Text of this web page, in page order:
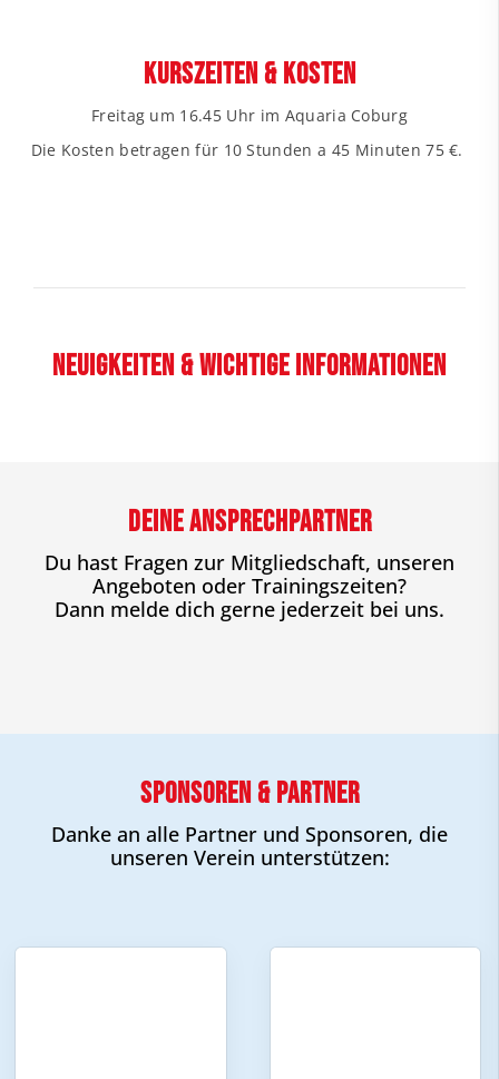
Kurszeiten & Kosten
Freitag um 16.45 Uhr im Aquaria Coburg
Die Kosten betragen für 10 Stunden a 45 Minuten 75 €.
Neuigkeiten & wichtige Informationen
Deine Ansprechpartner
Du hast Fragen zur Mitgliedschaft, unseren
Angeboten oder Trainingszeiten?
Dann melde dich gerne jederzeit bei uns.
Sponsoren & Partner
Danke an alle Partner und Sponsoren, die
unseren Verein unterstützen: